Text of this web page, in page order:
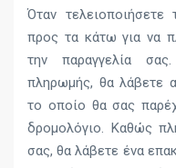
Όταν
προς τα κάτω για να
την παραγγελία
πληρωμής, θα λάβετε
το οποίο θα σας
δρομολόγιο. Καθώς
σας, θα λάβετε ένα